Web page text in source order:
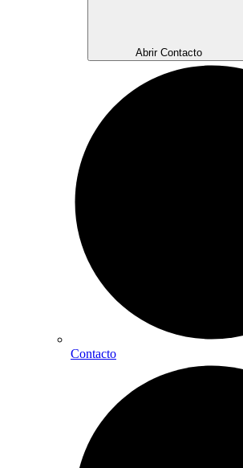
Abrir Contacto
Contacto